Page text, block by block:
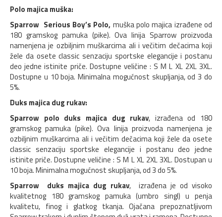
Polo majica muška:
Sparrow Serious Boy’s Polo, muška polo majica izrađene od
180 gramskog pamuka (pike). Ova linija Sparrow proizvoda
namenjena je ozbiljnim muškarcima ali i večitim dečacima koji
žele da osete classic senzaciju sportske elegancije i postanu
deo jedne istinite priče. Dostupne veličine : S M L XL 2XL 3XL.
Dostupne u 10 boja. Minimalna mogućnost skupljanja, od 3 do
5%.
Duks majica dug rukav:
Sparrow polo duks majica dug rukav, izrađena od 180
gramskog pamuka (pike). Ova linija proizvoda namenjena je
ozbiljnim muškarcima ali i večitim dečacima koji žele da osete
classic senzaciju sportske elegancije i postanu deo jedne
istinite priče. Dostupne veličine : S M L XL 2XL 3XL. Dostupan u
10 boja. Minimalna mogućnost skupljanja, od 3 do 5%.
Sparrow duks majica dug rukav, izrađena je od visoko
kvalitetnog 180 gramskog pamuka (umbro singl) u penja
kvalitetu, finog i glatkog tkanja. Ojačana prepoznatljivom